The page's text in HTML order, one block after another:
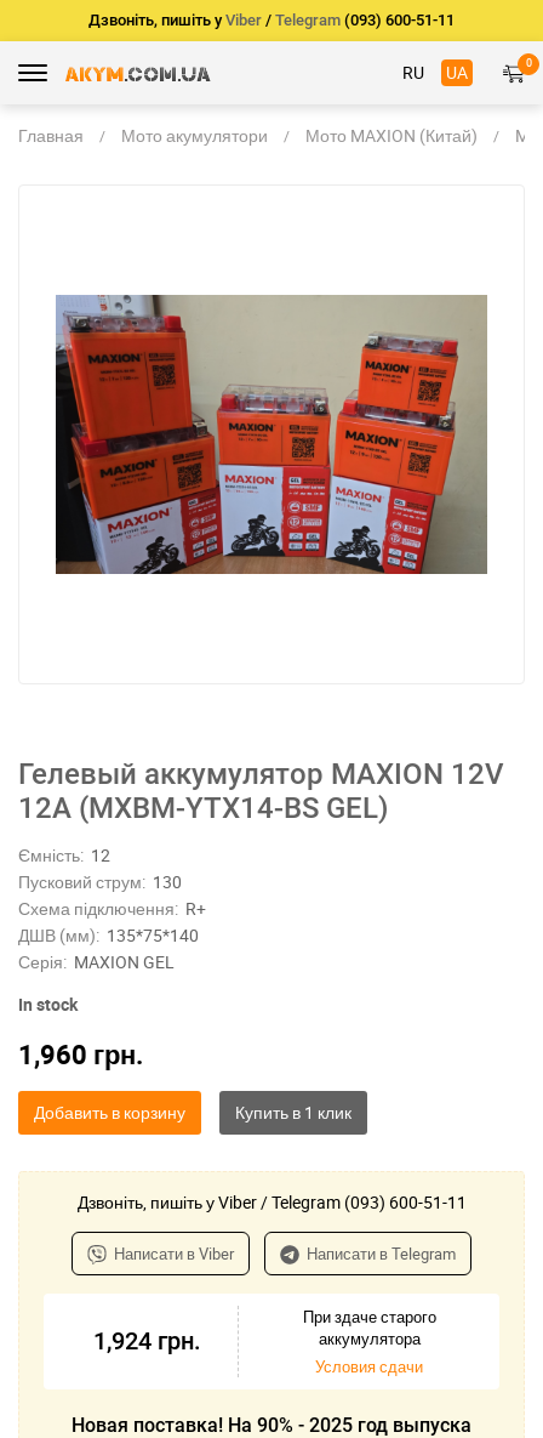
Дзвоніть, пишіть у Viber / Telegram (093) 600-51-11
RU UA 0
Главная Мото акумулятори Мото MAXION (Китай)
Гелевый аккумулятор MAXION 12V
12A (MXBM-YTX14-BS GEL)
Ємність: 12
Пусковий струм: 130
Схема підключення: R+
ДШВ (мм): 135*75*140
Серія: MAXION GEL
In stock
1,960 грн.
Добавить в корзину
Дзвоніть, пишіть у Viber / Telegram (093) 600-51-11
Написати в Viber Написати в Telegram
1,924 грн.
При здаче старого
аккумулятора
Условия сдачи
Новая поставка! На 90% - 2025 год выпуска